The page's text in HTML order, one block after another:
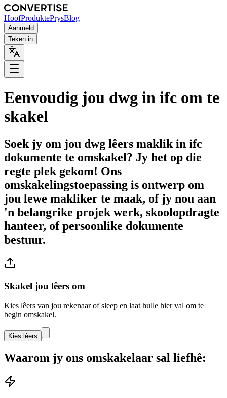
HoofProduktePrysBlog
Aanmeld
Teken in
Eenvoudig jou dwg in ifc om te
skakel
Soek jy om jou dwg lêers maklik in ifc
dokumente te omskakel? Jy het op die
regte plek gekom! Ons
omskakelingstoepassing is ontwerp om
jou lewe makliker te maak, of jy nou aan
'n belangrike projek werk, skoolopdragte
hanteer, of persoonlike dokumente
bestuur.
Skakel jou lêers om
Kies lêers van jou rekenaar of sleep en laat hulle hier val om te
begin omskakel.
Kies lêers
Waarom jy ons omskakelaar sal liefhê: